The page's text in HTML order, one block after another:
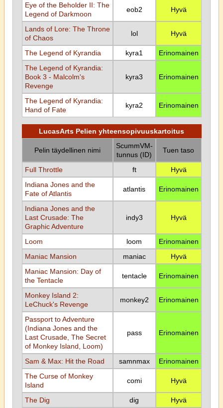
Eye of the Beholder II: The
Legend of Darkmoon
eob2 Hyvä
Lands of Lore: The Throne
of Chaos
lol Hyvä
The Legend of Kyrandia kyra1
Erinomainen
The Legend of Kyrandia:
Book 3 - Malcolm's
Revenge
kyra3 Erinomainen
The Legend of Kyrandia:
Hand of Fate
kyra2 Erinomainen
LucasArts Pelien yhteensopivuuskartoitus
Pelin täydellinen nimi
ScummVM-
tunnus (ID)
Tuen taso
Full Throttle ft
Hyvä
Indiana Jones and the
Fate of Atlantis
atlantis Erinomainen
Indiana Jones and the
Last Crusade: The
Graphic Adventure
indy3 Hyvä
Loom loom
Erinomainen
Maniac Mansion
maniac
Hyvä
Maniac Mansion: Day of
the Tentacle
tentacle Erinomainen
Monkey Island 2:
LeChuck's Revenge
monkey2 Erinomainen
Passport to Adventure
(Indiana Jones and the
Last Crusade, The Secret
of Monkey Island, Loom)
pass Erinomainen
Sam & Max: Hit the Road samnmax
Erinomainen
The Curse of Monkey
Island
comi Hyvä
The Dig dig
Hyvä